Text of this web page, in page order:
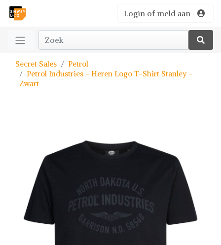
Login of meld aan
Secret Sales
Petrol
Petrol Industries - Heren Logo T-Shirt Stanley -
Zwart